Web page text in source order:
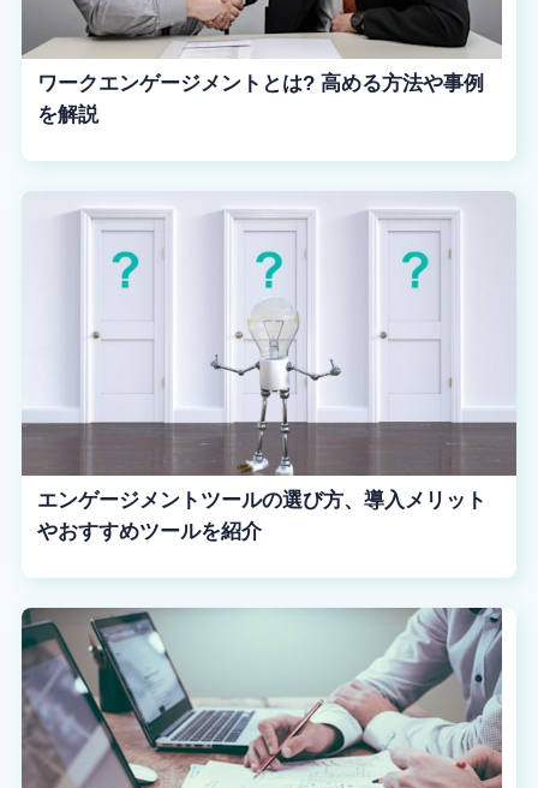
ワークエンゲージメントとは? 高める方法や事例
を解説
エンゲージメントツールの選び方、導入メリット
やおすすめツールを紹介